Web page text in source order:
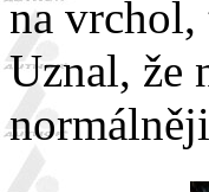
na
Uznal, že